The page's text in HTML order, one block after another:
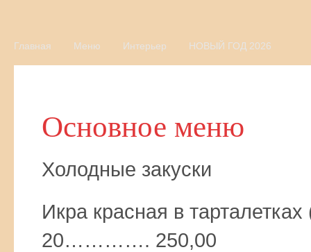
Главная Меню Интерьер НОВЫЙ ГОД 2026
Основное меню
Холодные закуски
Икра красная в
20…………. 250,00